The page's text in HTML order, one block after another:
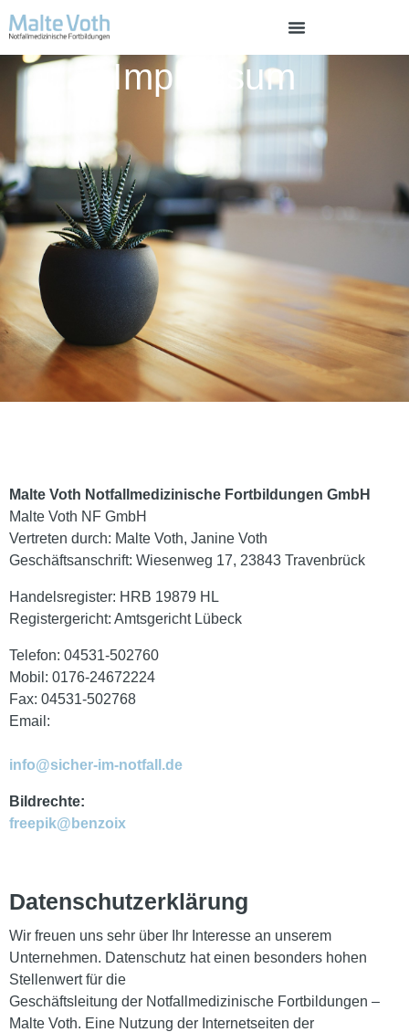
Impressum
Malte Voth Notfallmedizinische Fortbildungen GmbH
Malte Voth NF GmbH
Vertreten durch: Malte Voth, Janine Voth
Geschäftsanschrift: Wiesenweg 17, 23843 Travenbrück
Handelsregister: HRB 19879 HL
Registergericht: Amtsgericht Lübeck
Telefon: 04531-502760
Mobil: 0176-24672224
Fax: 04531-502768
Email:
info@sicher-im-notfall.de
Bildrechte:
freepik@benzoix
Datenschutzerklärung
Wir freuen uns sehr über Ihr Interesse an unserem
Unternehmen. Datenschutz hat einen besonders hohen
Stellenwert für die
Geschäftsleitung der Notfallmedizinische Fortbildungen –
Malte Voth. Eine Nutzung der Internetseiten der